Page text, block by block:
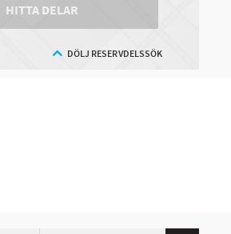
HITTA DELAR
DÖLJ RESERVDELSSÖK